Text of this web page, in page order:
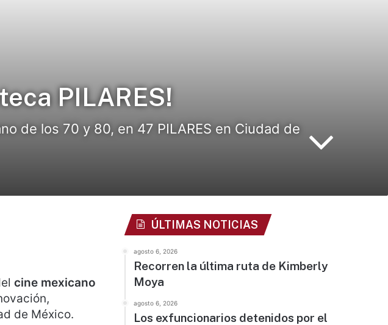
PILARES!
de los 70 y 80, en 47 PILARES en Ciudad de
cine mexicano
de México.
ÚLTIMAS NOTICIAS
agosto 6, 2026
Recorren la última ruta de Kimberly
Moya
agosto 6, 2026
Los exfuncionarios detenidos por el